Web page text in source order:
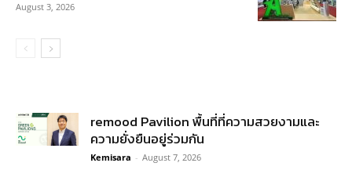
August 3, 2026
remood Pavilion พื้นที่ที่ความสวยงามและ
ความยั่งยืนอยู่ร่วมกัน
Kemisara - August 7, 2026